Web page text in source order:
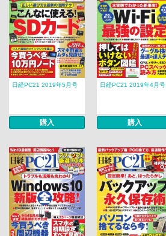
日経PC21 2019年5月号
購入
日経PC21 2019年4月号
購入